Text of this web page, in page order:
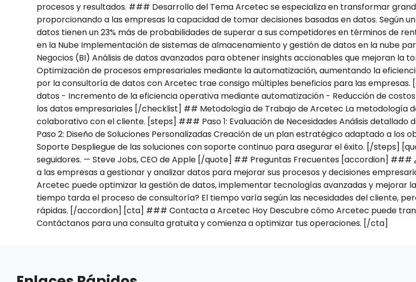
procesos y resultados. ### Desarrollo del Tema Arcetec se especializa en transformar
proporcionando a las empresas la capacidad de tomar decisiones basadas en datos. Según
datos tienen un 23% más de probabilidades de superar a sus competidores en términos de
en la Nube Implementación de sistemas de almacenamiento y gestión de datos en la nube
Negocios (BI) Análisis de datos avanzados para obtener insights accionables que mejoran la
Optimización de procesos empresariales mediante la automatización, aumentando la
por la consultoría de datos con Arcetec trae consigo múltiples beneficios para las
datos - Incremento de la eficiencia operativa mediante automatización - Reducción de
los datos empresariales [/checklist] ## Metodología de Trabajo de Arcetec La metodología
colaborativo con el cliente. [steps] ### Paso 1: Evaluación de Necesidades Análisis
Paso 2: Diseño de Soluciones Personalizadas Creación de un plan estratégico adaptado a
Soporte Despliegue de las soluciones con soporte continuo para asegurar el éxito. [/steps]
seguidores. — Steve Jobs, CEO de Apple [/quote] ## Preguntas Frecuentes [accordion] ###
a las empresas a gestionar y analizar datos para mejorar sus procesos y decisiones
Arcetec puede optimizar la gestión de datos, implementar tecnologías avanzadas y mejorar
tiempo tarda el proceso de consultoría? El tiempo varía según las necesidades del cliente,
rápidas. [/accordion] [cta] ### Contacta a Arcetec Hoy Descubre cómo Arcetec puede
Contáctanos para una consulta gratuita y comienza a optimizar tus operaciones. [/cta]